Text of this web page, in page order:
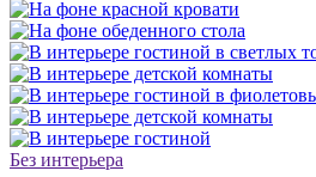
Без интерьера